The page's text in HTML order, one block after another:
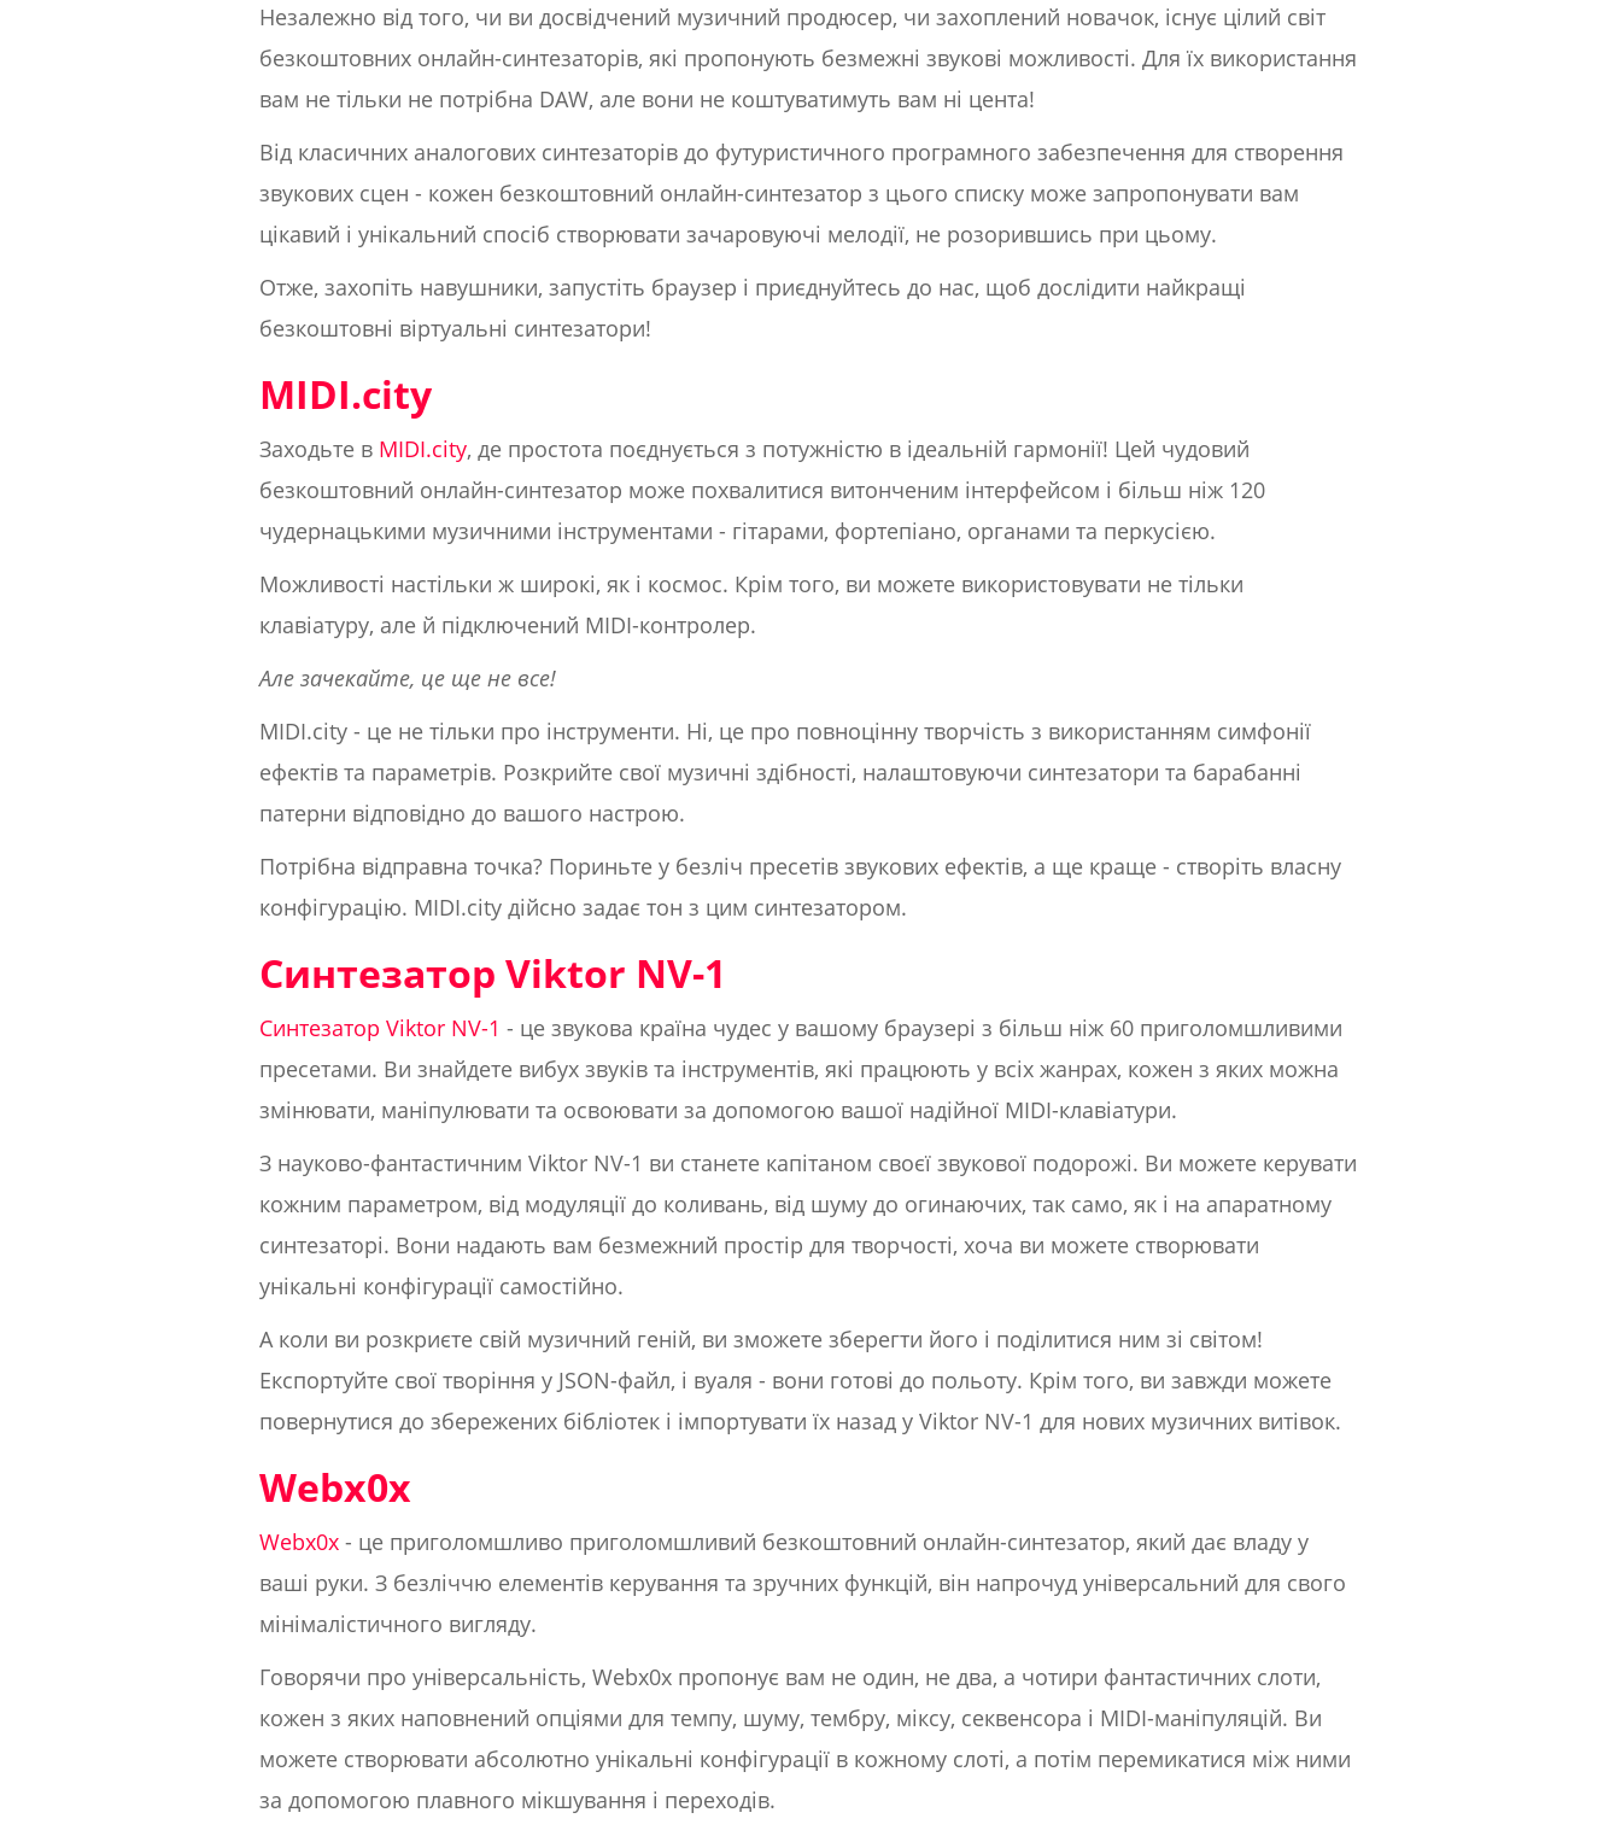
Незалежно від того, чи ви досвідчений музичний продюсер, чи захоплений новачок, існує цілий світ
безкоштовних онлайн-синтезаторів, які пропонують безмежні звукові можливості. Для їх використання
вам не тільки не потрібна DAW, але вони не коштуватимуть вам ні цента!
Від класичних аналогових синтезаторів до футуристичного програмного забезпечення для створення
звукових сцен - кожен безкоштовний онлайн-синтезатор з цього списку може запропонувати вам
цікавий і унікальний спосіб створювати зачаровуючі мелодії, не розорившись при цьому.
Отже, захопіть навушники, запустіть браузер і приєднуйтесь до нас, щоб дослідити найкращі
безкоштовні віртуальні синтезатори!
MIDI.city
Заходьте в MIDI.city, де простота поєднується з потужністю в ідеальній гармонії! Цей чудовий
безкоштовний онлайн-синтезатор може похвалитися витонченим інтерфейсом і більш ніж 120
чудернацькими музичними інструментами - гітарами, фортепіано, органами та перкусією.
Можливості настільки ж широкі, як і космос. Крім того, ви можете використовувати не тільки
клавіатуру, але й підключений MIDI-контролер.
Але зачекайте, це ще не все!
MIDI.city - це не тільки про інструменти. Ні, це про повноцінну творчість з використанням симфонії
ефектів та параметрів. Розкрийте свої музичні здібності, налаштовуючи синтезатори та барабанні
патерни відповідно до вашого настрою.
Потрібна відправна точка? Пориньте у безліч пресетів звукових ефектів, а ще краще - створіть власну
конфігурацію. MIDI.city дійсно задає тон з цим синтезатором.
Синтезатор Viktor NV-1
Синтезатор Viktor NV-1 - це звукова країна чудес у вашому браузері з більш ніж 60 приголомшливими
пресетами. Ви знайдете вибух звуків та інструментів, які працюють у всіх жанрах, кожен з яких можна
змінювати, маніпулювати та освоювати за допомогою вашої надійної MIDI-клавіатури.
З науково-фантастичним Viktor NV-1 ви станете капітаном своєї звукової подорожі. Ви можете керувати
кожним параметром, від модуляції до коливань, від шуму до огинаючих, так само, як і на апаратному
синтезаторі. Вони надають вам безмежний простір для творчості, хоча ви можете створювати
унікальні конфігурації самостійно.
А коли ви розкриєте свій музичний геній, ви зможете зберегти його і поділитися ним зі світом!
Експортуйте свої творіння у JSON-файл, і вуаля - вони готові до польоту. Крім того, ви завжди можете
повернутися до збережених бібліотек і імпортувати їх назад у Viktor NV-1 для нових музичних витівок.
Webx0x
Webx0x - це приголомшливо приголомшливий безкоштовний онлайн-синтезатор, який дає владу у
ваші руки. З безліччю елементів керування та зручних функцій, він напрочуд універсальний для свого
мінімалістичного вигляду.
Говорячи про універсальність, Webx0x пропонує вам не один, не два, а чотири фантастичних слоти,
кожен з яких наповнений опціями для темпу, шуму, тембру, міксу, секвенсора і MIDI-маніпуляцій. Ви
можете створювати абсолютно унікальні конфігурації в кожному слоті, а потім перемикатися між ними
за допомогою плавного мікшування і переходів.